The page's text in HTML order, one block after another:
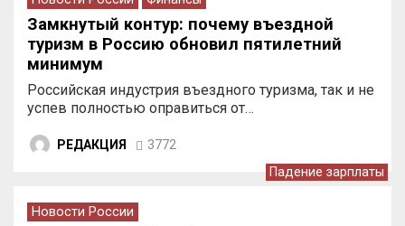
Замкнутый контур: почему въездной
туризм в Россию обновил пятилетний
минимум
Российская индустрия въездного туризма, так и не
успев полностью оправиться от…
РЕДАКЦИЯ 3772
Падение зарплаты
Новости России